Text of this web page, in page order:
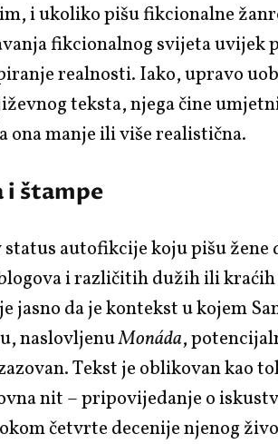
i ukoliko pišu fikcionalne
fikcionalnog svijeta uvijek
realnosti. Iako, upravo
teksta, njega čine
ona manje ili više realistična.
i štampe
status autofikcije koju pišu žene
i različitih dužih ili
jasno da je kontekst u kojem
naslovljenuMonáda,
Tekst je oblikovan kao
nit – pripovijedanje o
četvrte decenije njenog